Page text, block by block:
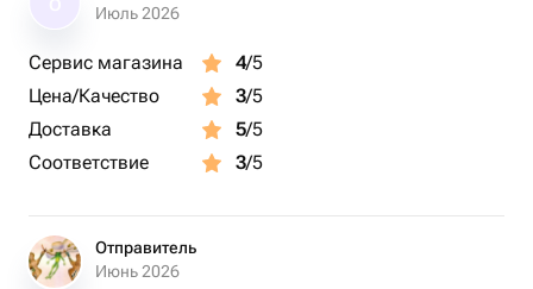
Июль 2026
Сервис магазина 4/5
Цена/Качество
3/5
Доставка
5/5
Соответствие
3/5
Отправитель
Июнь 2026